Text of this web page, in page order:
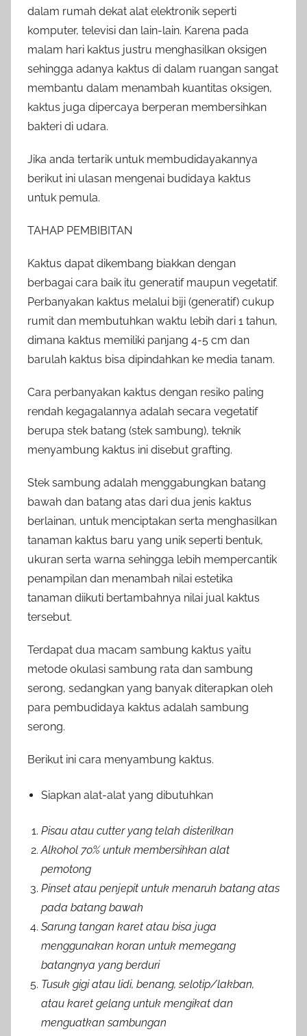
dalam rumah dekat alat elektronik seperti
komputer, televisi dan lain-lain. Karena pada
malam hari kaktus justru menghasilkan oksigen
sehingga adanya kaktus di dalam ruangan sangat
membantu dalam menambah kuantitas oksigen,
kaktus juga dipercaya berperan membersihkan
bakteri di udara.
Jika anda tertarik untuk membudidayakannya
berikut ini ulasan mengenai budidaya kaktus
untuk pemula.
TAHAP PEMBIBITAN
Kaktus dapat dikembang biakkan dengan
berbagai cara baik itu generatif maupun vegetatif.
Perbanyakan kaktus melalui biji (generatif) cukup
rumit dan membutuhkan waktu lebih dari 1 tahun,
dimana kaktus memiliki panjang 4-5 cm dan
barulah kaktus bisa dipindahkan ke media tanam.
Cara perbanyakan kaktus dengan resiko paling
rendah kegagalannya adalah secara vegetatif
berupa stek batang (stek sambung), teknik
menyambung kaktus ini disebut grafting.
Stek sambung adalah menggabungkan batang
bawah dan batang atas dari dua jenis kaktus
berlainan, untuk menciptakan serta menghasilkan
tanaman kaktus baru yang unik seperti bentuk,
ukuran serta warna sehingga lebih mempercantik
penampilan dan menambah nilai estetika
tanaman diikuti bertambahnya nilai jual kaktus
tersebut.
Terdapat dua macam sambung kaktus yaitu
metode okulasi sambung rata dan sambung
serong, sedangkan yang banyak diterapkan oleh
para pembudidaya kaktus adalah sambung
serong.
Berikut ini cara menyambung kaktus.
Siapkan alat-alat yang dibutuhkan
Pisau atau cutter yang telah disterilkan
Alkohol 70% untuk membersihkan alat
pemotong
Pinset atau penjepit untuk menaruh batang atas
pada batang bawah
Sarung tangan karet atau bisa juga
menggunakan koran untuk memegang
batangnya yang berduri
Tusuk gigi atau lidi, benang, selotip/lakban,
atau karet gelang untuk mengikat dan
menguatkan sambungan